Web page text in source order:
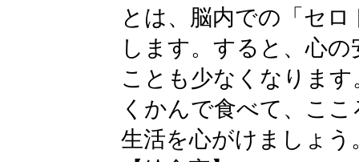
とは、脳内での「セ
します。すると、心
ことも少なくなりま
くかんで食べて、こ
生活を心がけましょう